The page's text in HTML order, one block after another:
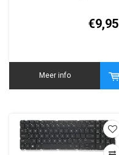
€9,95
Meer info